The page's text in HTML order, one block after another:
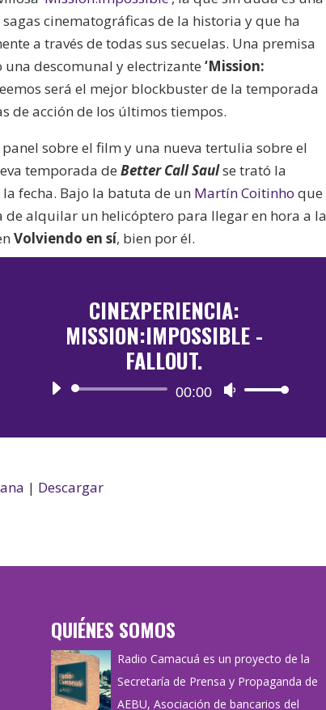
cinematográficas de la historia y que ha
a través de todas sus secuelas. Una premisa
descomunal y electrizante‘Mission:
será el mejor blockbuster de la temporada
de acción de los últimos tiempos.
sobre el film y una nueva tertulia sobre el
temporada deBetter Call Saulse trató la
la fecha. Bajo la batuta de un Martín Coitinho que
de alquilar un helicóptero para llegar en hora a la
Volviendo en sí, bien por él.
CINEXPERIENCIA:
MISSION:IMPOSSIBLE -
FALLOUT.
Reproductor
audio
00:00
Utiliza
teclas
| Descargar
QUIÉNES SOMOS
Radio Camacuá es un proyecto de la
Secretaría de Prensa y Propaganda de
AEBU, Asociación de bancarios del